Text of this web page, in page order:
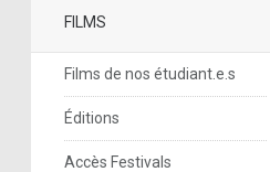
FILMS
Films de nos étudiant.e.s
Éditions
Accès Festivals